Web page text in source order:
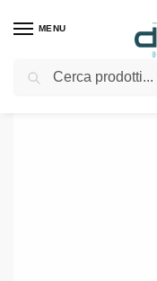
MENU
Home Shop Bomboniere